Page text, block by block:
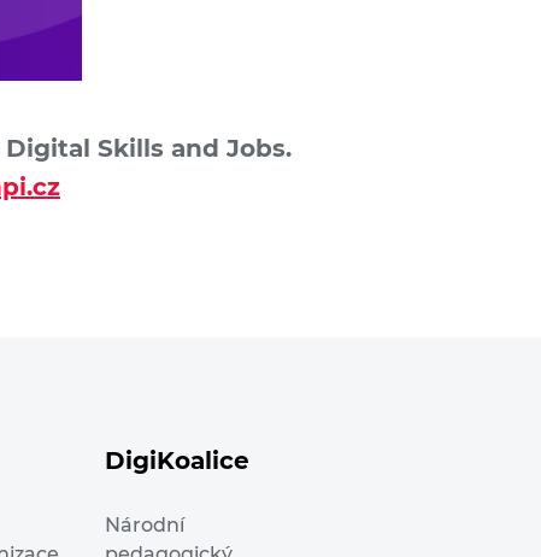
Skills and Jobs.
DigiKoalice
Národní